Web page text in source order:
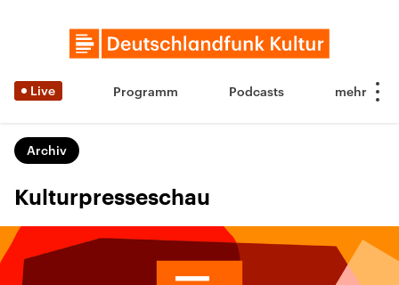
Live Programm Podcasts
Archiv
Kulturpresseschau